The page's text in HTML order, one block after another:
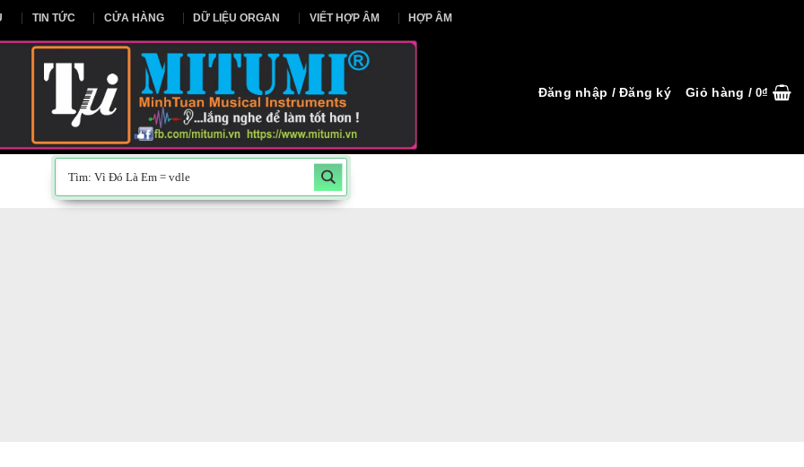
CHỦ TIN TỨC CỬA HÀNG DỮ LIỆU ORGAN VIẾT HỢP ÂM
Đăng nhập / Đăng ký